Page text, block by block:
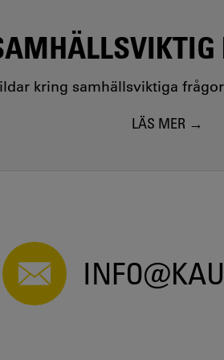
kring samhällsviktiga
LÄS MER